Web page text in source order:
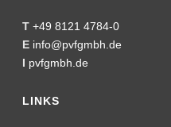
T +49 8121 4784-0
E info@pvfgmbh.de
I pvfgmbh.de
LINKS